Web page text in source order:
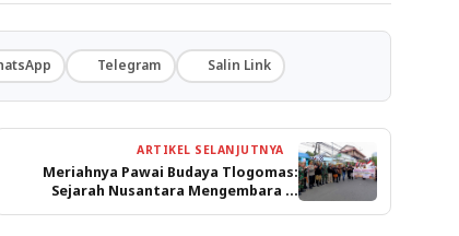
Telegram Salin Link
ARTIKEL SELANJUTNYA
Meriahnya Pawai Budaya Tlogomas:
Sejarah Nusantara Mengembara di